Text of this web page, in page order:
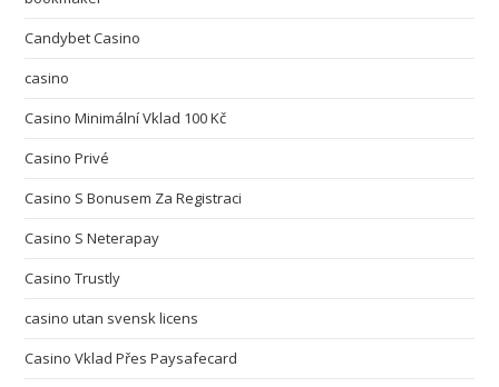
Candybet Casino
casino
Casino Minimální Vklad 100 Kč
Casino Privé
Casino S Bonusem Za Registraci
Casino S Neterapay
Casino Trustly
casino utan svensk licens
Casino Vklad Přes Paysafecard